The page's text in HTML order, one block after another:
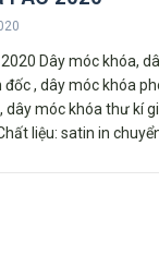
Dây móc khóa,
, dây móc khóa
dây móc khóa thư kí
liệu: satin in